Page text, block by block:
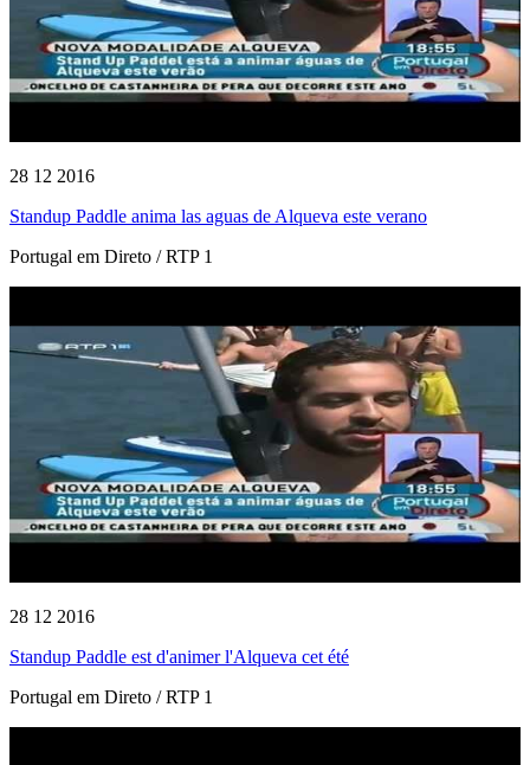
28 12 2016
Standup Paddle anima las aguas de Alqueva este verano
Portugal em Direto / RTP 1
28 12 2016
Standup Paddle est d'animer l'Alqueva cet été
Portugal em Direto / RTP 1